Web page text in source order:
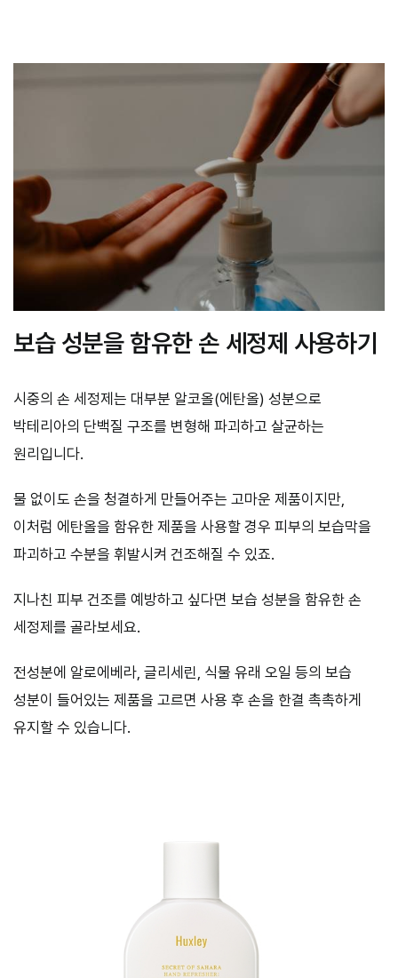
보습 성분을 함유한 손 세정제 사용하기
시중의 손 세정제는 대부분 알코올(에탄올) 성분으로
박테리아의 단백질 구조를 변형해 파괴하고 살균하는
원리입니다.
물 없이도 손을 청결하게 만들어주는 고마운 제품이지만,
이처럼 에탄올을 함유한 제품을 사용할 경우 피부의 보습막을
파괴하고 수분을 휘발시켜 건조해질 수 있죠.
지나친 피부 건조를 예방하고 싶다면 보습 성분을 함유한 손
세정제를 골라보세요.
전성분에 알로에베라, 글리세린, 식물 유래 오일 등의 보습
성분이 들어있는 제품을 고르면 사용 후 손을 한결 촉촉하게
유지할 수 있습니다.